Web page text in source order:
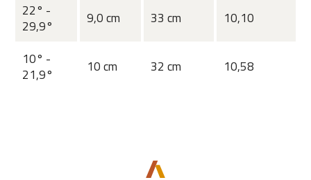
22° -
29,9°
9,0 cm 33 cm 10,10
10° -
21,9°
10 cm 32 cm 10,58